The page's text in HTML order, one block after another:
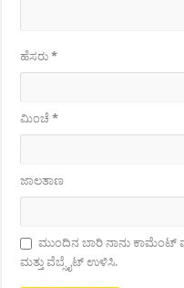
ಹೆಸರು*
ಮಿಂಚೆ*
ಜಾಲತಾಣ
ಮುಂದಿನ ಬಾರಿ ನಾನು ಕಾಮೆಂಟ್
ಮತ್ತು ವೆಬ್ಸೈಟ್ ಉಳಿಸಿ.